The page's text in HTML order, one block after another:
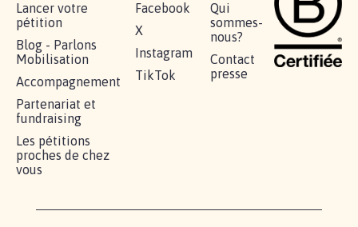
Lancer votre
pétition
Blog - Parlons
Mobilisation
Accompagnement
Partenariat et
fundraising
Les pétitions
proches de chez
vous
Facebook
X
Instagram
TikTok
Qui
sommes-
nous?
Contact
presse